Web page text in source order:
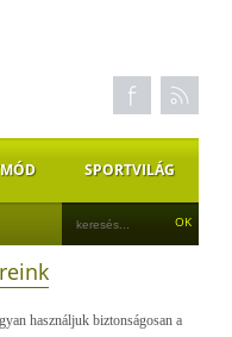
SPORTVILÁG
használjuk biztonságosan a